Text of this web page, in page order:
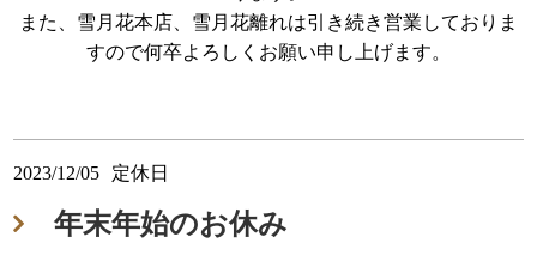
また、雪月花本店、雪月花離れは引き続き営業しておりま
すので何卒よろしくお願い申し上げます。
2023/12/05 定休日
年末年始のお休み